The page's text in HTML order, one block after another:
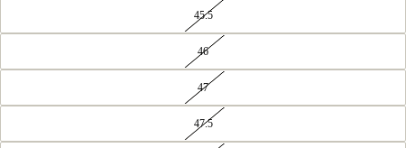
45.5
46
47
47.5